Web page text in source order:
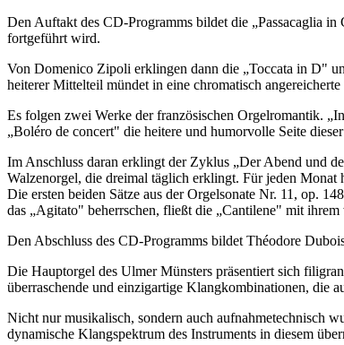
Den Auftakt des CD-Programms bildet die „Passacaglia
fortgeführt wird.
Von Domenico Zipoli erklingen dann die „Toccata in D"
heiterer Mittelteil mündet in eine chromatisch
Es folgen zwei Werke der französischen Orgelromantik.
„Boléro de concert" die heitere und humorvolle Seite
Im Anschluss daran erklingt der Zyklus „Der Abend und
Walzenorgel, die dreimal täglich erklingt. Für jeden
Die ersten beiden Sätze aus der Orgelsonate Nr. 11, op.
das „Agitato" beherrschen, fließt die „Cantilene" mit
Den Abschluss des CD-Programms bildet Théodore
Die Hauptorgel des Ulmer Münsters präsentiert sich
überraschende und einzigartige Klangkombinationen, die
Nicht nur musikalisch, sondern auch aufnahmetechnisch
dynamische Klangspektrum des Instruments in diesem